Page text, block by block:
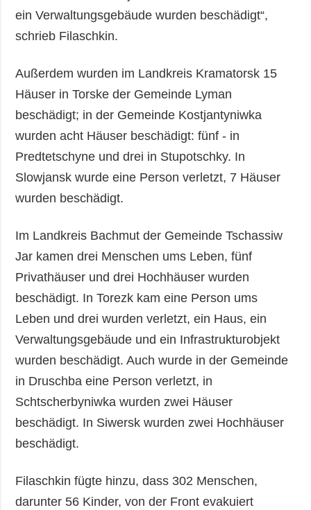
ein Verwaltungsgebäude wurden beschädigt“,
schrieb Filaschkin.
Außerdem wurden im Landkreis Kramatorsk 15
Häuser in Torske der Gemeinde Lyman
beschädigt; in der Gemeinde Kostjantyniwka
wurden acht Häuser beschädigt: fünf - in
Predtetschyne und drei in Stupotschky. In
Slowjansk wurde eine Person verletzt, 7 Häuser
wurden beschädigt.
Im Landkreis Bachmut der Gemeinde Tschassiw
Jar kamen drei Menschen ums Leben, fünf
Privathäuser und drei Hochhäuser wurden
beschädigt. In Torezk kam eine Person ums
Leben und drei wurden verletzt, ein Haus, ein
Verwaltungsgebäude und ein Infrastrukturobjekt
wurden beschädigt. Auch wurde in der Gemeinde
in Druschba eine Person verletzt, in
Schtscherbyniwka wurden zwei Häuser
beschädigt. In Siwersk wurden zwei Hochhäuser
beschädigt.
Filaschkin fügte hinzu, dass 302 Menschen,
darunter 56 Kinder, von der Front evakuiert